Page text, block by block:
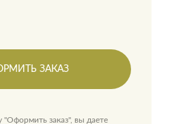
ЗАКАЗ
заказ", вы даете